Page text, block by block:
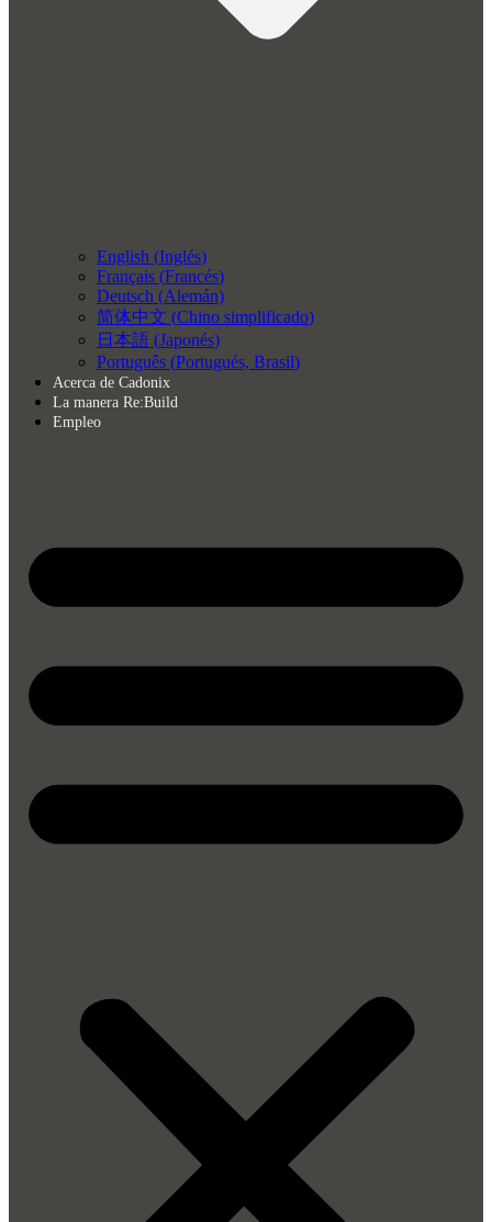
English (Inglés)
Français (Francés)
Deutsch (Alemán)
简体中文 (Chino simplificado)
日本語 (Japonés)
Português (Portugués, Brasil)
Acerca de Cadonix
La manera Re:Build
Empleo